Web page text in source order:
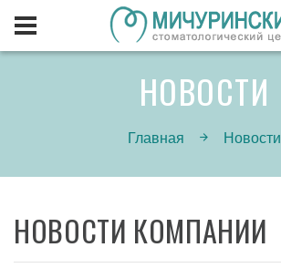
НОВОСТИ
Главная Новости
НОВОСТИ КОМПАНИИ